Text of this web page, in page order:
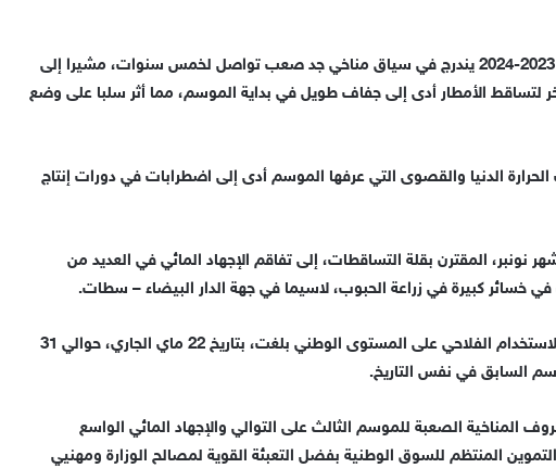
وأورد المصدر ذاته أن الموسم الفلاحي 2023-2024 يندرج في سياق مناخي جد صعب تواصل لخمس سنوات، مشيرا إلى
لتساقط الأمطار أدى إلى جفاف طويل في بداية الموسم، مما أثر سلبا على وضع
الحرارة الدنيا والقصوى التي عرفها الموسم أدى إلى اضطرابات في دورات إنتاج
نونبر، المقترن بقلة التساقطات، إلى تفاقم الإجهاد المائي في العديد من
خسائر كبيرة في زراعة الحبوب، لاسيما في جهة الدار البيضاء – سطات.
وأفادت الوزارة بأن نسبة ملء السدود للاستخدام الفلاحي على المستوى الوطني بلغت، بتاريخ 22 ماي الجاري، حوالي 31
المناخية الصعبة للموسم الثالث على التوالي والإجهاد المائي الواسع
المنتظم للسوق الوطنية بفضل التعبئة القوية لمصالح الوزارة ومهنيي